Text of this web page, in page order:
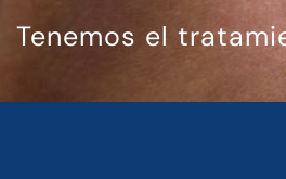
Tenemos el